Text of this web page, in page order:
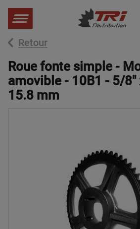
Retour
Roue fonte simple -
amovible - 10B1 - 5/8"
15.8 mm